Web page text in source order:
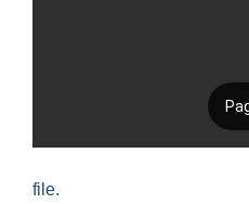
file.